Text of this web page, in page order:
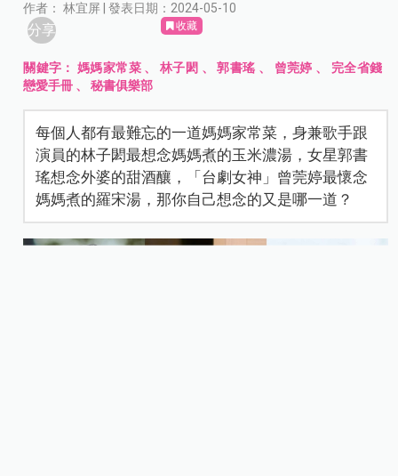
作者： 林宜屏 | 發表日期：2024-05-10
分享 收藏
關鍵字：媽媽家常菜、林子閎 、郭書瑤 、 曾莞婷 、 完全省錢
戀愛手冊 、秘書俱樂部
每個人都有最難忘的一道媽媽家常菜，身兼歌手跟
演員的林子閎最想念媽媽煮的玉米濃湯，女星郭書
瑤想念外婆的甜酒釀，「台劇女神」曾莞婷最懷念
媽媽煮的羅宋湯，那你自己想念的又是哪一道？